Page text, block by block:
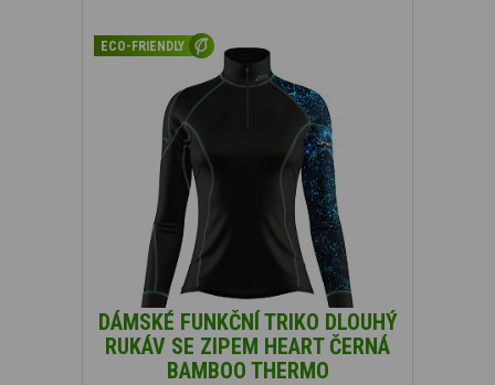
ECO-FRIENDLY
DÁMSKÉ FUNKČNÍ TRIKO DLOUHÝ
RUKÁV SE ZIPEM HEART ČERNÁ
BAMBOO THERMO